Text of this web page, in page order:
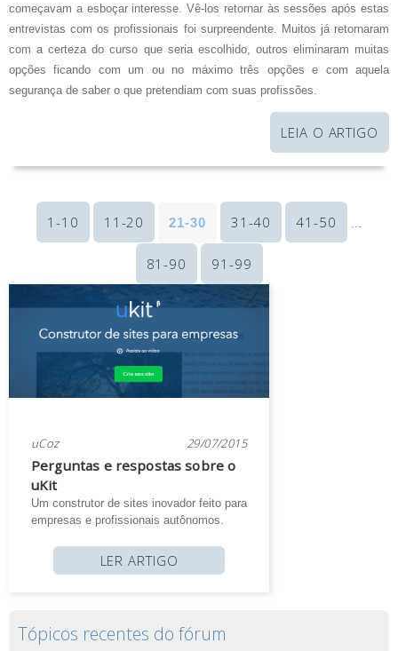
começavam a esboçar interesse. Vê-los retornar às sessões após estas
entrevistas com os profissionais foi surpreendente. Muitos já retornaram
com a certeza do curso que seria escolhido, outros eliminaram muitas
opções ficando com um ou no máximo três opções e com aquela
segurança de saber o que pretendiam com suas profissões.
LEIA O ARTIGO
1-10 11-20 21-30 31-40 41-50
81-90 91-99
uCoz 29/07/2015
Perguntas e respostas sobre o
uKit
Um construtor de sites inovador feito para
empresas e profissionais autônomos.
LER ARTIGO
Tópicos recentes do fórum